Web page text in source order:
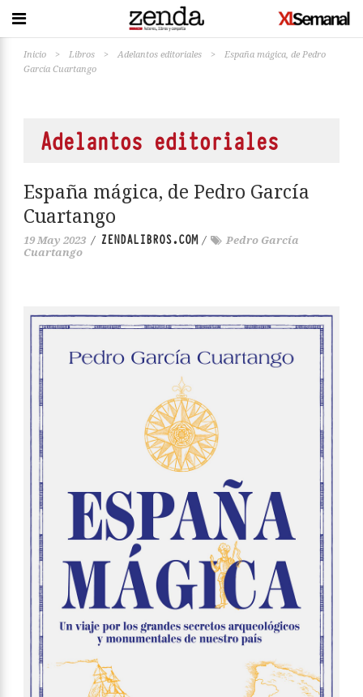
Inicio > Libros > Adelantos editoriales >
España mágica, de Pedro
García Cuartango
Adelantos editoriales
España mágica, de Pedro García
Cuartango
19 May 2023 / ZENDALIBROS.COM/
Pedro García
Cuartango